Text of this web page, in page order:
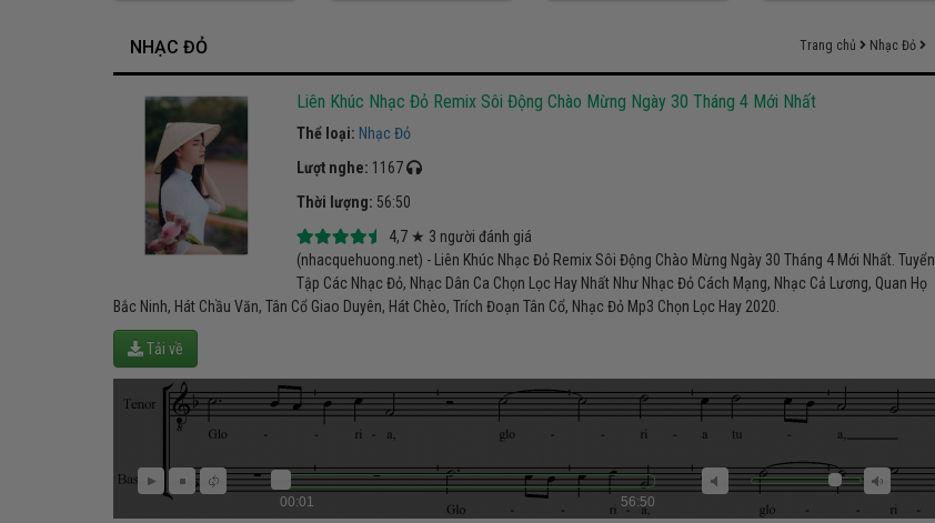
NHẠC ĐỎ Trang chủ Nhạc Đỏ
Liên Khúc Nhạc Đỏ Remix Sôi Động Chào Mừng Ngày 30 Tháng 4 Mới Nhất
Thể loại: Nhạc Đỏ
Lượt nghe: 1167
Thời lượng: 56:50
4,7 ★ 3 người đánh giá
(nhacquehuong.net) - Liên Khúc Nhạc Đỏ Remix Sôi Động Chào Mừng Ngày 30 Tháng 4 Mới Nhất. Tuyển
Tập Các Nhạc Đỏ, Nhạc Dân Ca Chọn Lọc Hay Nhất Như Nhạc Đỏ Cách Mạng, Nhạc Cả Lương, Quan Họ
Bắc Ninh, Hát Chầu Văn, Tân Cổ Giao Duyên, Hát Chèo, Trích Đoạn Tân Cổ, Nhạc Đỏ Mp3 Chọn Lọc Hay 2020.
Tải về
00:01 56:50